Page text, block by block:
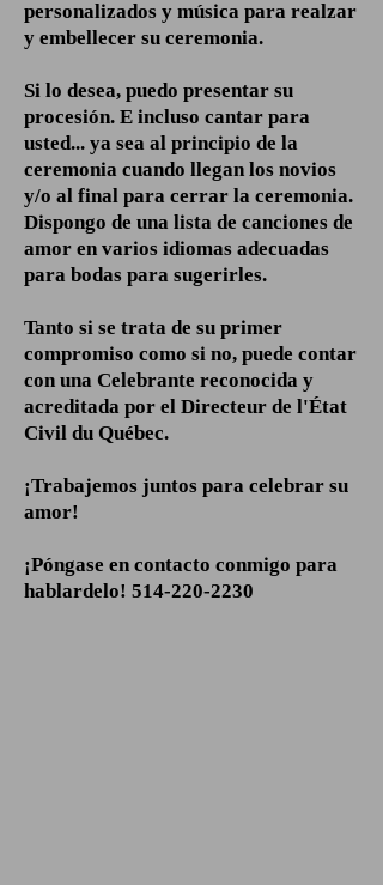
personalizados y música para realzar
y embellecer su ceremonia.
Si lo desea, puedo presentar su
procesión. E incluso cantar para
usted... ya sea al principio de la
ceremonia cuando llegan los novios
y/o al final para cerrar la ceremonia.
Dispongo de una lista de canciones de
amor en varios idiomas adecuadas
para bodas para sugerirles.
Tanto si se trata de su primer
compromiso como si no, puede contar
con una Celebrante reconocida y
acreditada por el Directeur de l'État
Civil du Québec.
¡Trabajemos juntos para celebrar su
amor!
¡Póngase en contacto conmigo para
hablardelo! 514-220-2230